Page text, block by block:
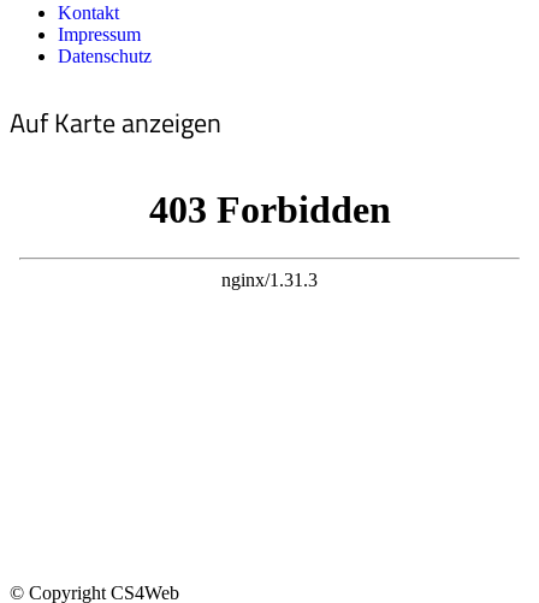
Kontakt
Impressum
Datenschutz
Auf Karte anzeigen
© Copyright CS4Web